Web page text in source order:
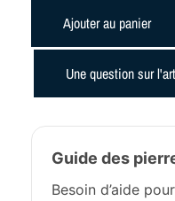
Ajouter au panier
Une question sur
Guide des
Besoin d’aide